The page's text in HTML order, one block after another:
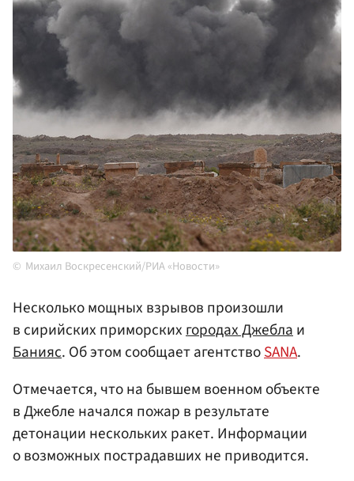
Михаил Воскресенский/РИА «Новости»
Несколько мощных взрывов произошли
в сирийских приморскихгородах Джеблаи
Банияс. Об этом сообщает агентствоSANA.
Отмечается, что на бывшем военном объекте
в Джебле начался пожар в результате
детонации нескольких ракет. Информации
о возможных пострадавших не приводится.